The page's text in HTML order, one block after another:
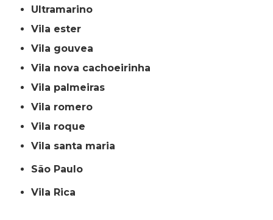
ultramarino
vila ester
vila gouvea
vila nova cachoeirinha
vila palmeiras
vila romero
vila roque
vila santa maria
São Paulo
Vila Rica